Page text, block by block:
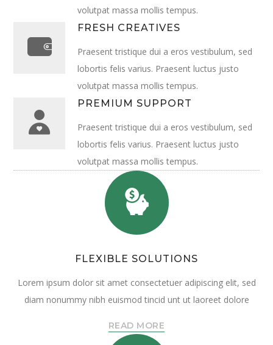
volutpat massa mollis tempus.
FRESH CREATIVES
Praesent tristique dui a eros vestibulum, sed
lobortis felis varius. Praesent luctus justo
volutpat massa mollis tempus.
PREMIUM SUPPORT
Praesent tristique dui a eros vestibulum, sed
lobortis felis varius. Praesent luctus justo
volutpat massa mollis tempus.
FLEXIBLE SOLUTIONS
Lorem ipsum dolor sit amet consectetuer adipiscing elit, sed
diam nonummy nibh euismod tincid unt ut laoreet dolore
READ MORE